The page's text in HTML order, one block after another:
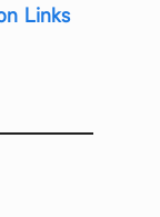
Links